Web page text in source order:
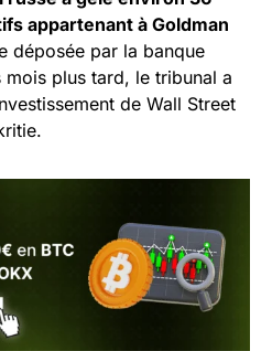
appartenant à Goldman
déposée par la banque
mois plus tard, le tribunal a
de Wall Street